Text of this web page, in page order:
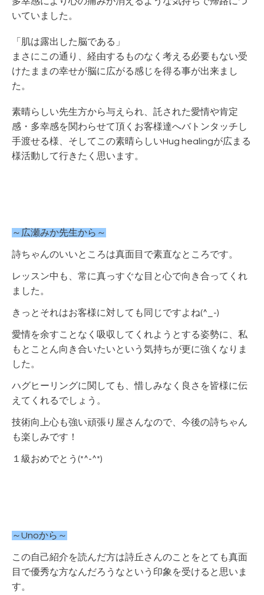
いていました。
「肌は露出した脳である」
まさにこの通り、経由するものなく考える必要もない受
けたままの幸せが脳に広がる感じを得る事が出来まし
た。
素晴らしい先生方から与えられ、託された愛情や肯定
感・多幸感を関わらせて頂くお客様達へバトンタッチし
手渡せる様、そしてこの素晴らしいHug healingが広まる
様活動して行きたく思います。
～広瀬みか先生から～
詩ちゃんのいいところは真面目で素直なところです。
レッスン中も、常に真っすぐな目と心で向き合ってくれ
ました。
きっとそれはお客様に対しても同じですよね(^_-)
愛情を余すことなく吸収してくれようとする姿勢に、私
もとことん向き合いたいという気持ちが更に強くなりま
した。
ハグヒーリングに関しても、惜しみなく良さを皆様に伝
えてくれるでしょう。
技術向上心も強い頑張り屋さんなので、今後の詩ちゃん
も楽しみです！
１級おめでとう(*^-^*)
～Unoから～
この自己紹介を読んだ方は詩丘さんのことをとても真面
目で優秀な方なんだろうなという印象を受けると思いま
す。